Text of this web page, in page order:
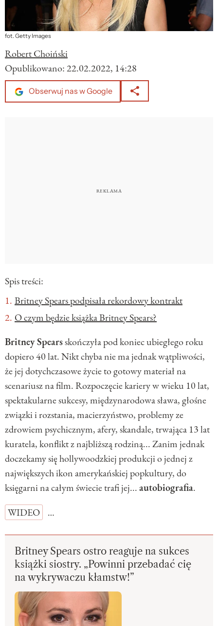
fot. Getty Images
Robert Choiński
Opublikowano:22.02.2022, 14:28
Obserwuj nas w Google
Spis treści:
Britney Spears podpisała rekordowy kontrakt
O czym będzie książka Britney Spears?
Britney Spearsskończyła pod koniec ubiegłego roku
dopiero 40 lat. Nikt chyba nie ma jednak wątpliwości,
że jej dotychczasowe życie to gotowy materiał na
scenariusz na film. Rozpoczęcie kariery w wieku 10 lat,
spektakularne sukcesy, międzynarodowa sława, głośne
związki i rozstania, macierzyństwo, problemy ze
zdrowiem psychicznym, afery, skandale, trwająca 13 lat
kuratela, konflikt z najbliższą rodziną... Zanim jednak
doczekamy się hollywoodzkiej produkcji o jednej z
największych ikon amerykańskiej popkultury, do
księgarni na całym świecie trafi jej...autobiografia.
WIDEO
…
Britney Spears ostro reaguje na sukces
książki siostry. „Powinni przebadać cię
na wykrywaczu kłamstw!”